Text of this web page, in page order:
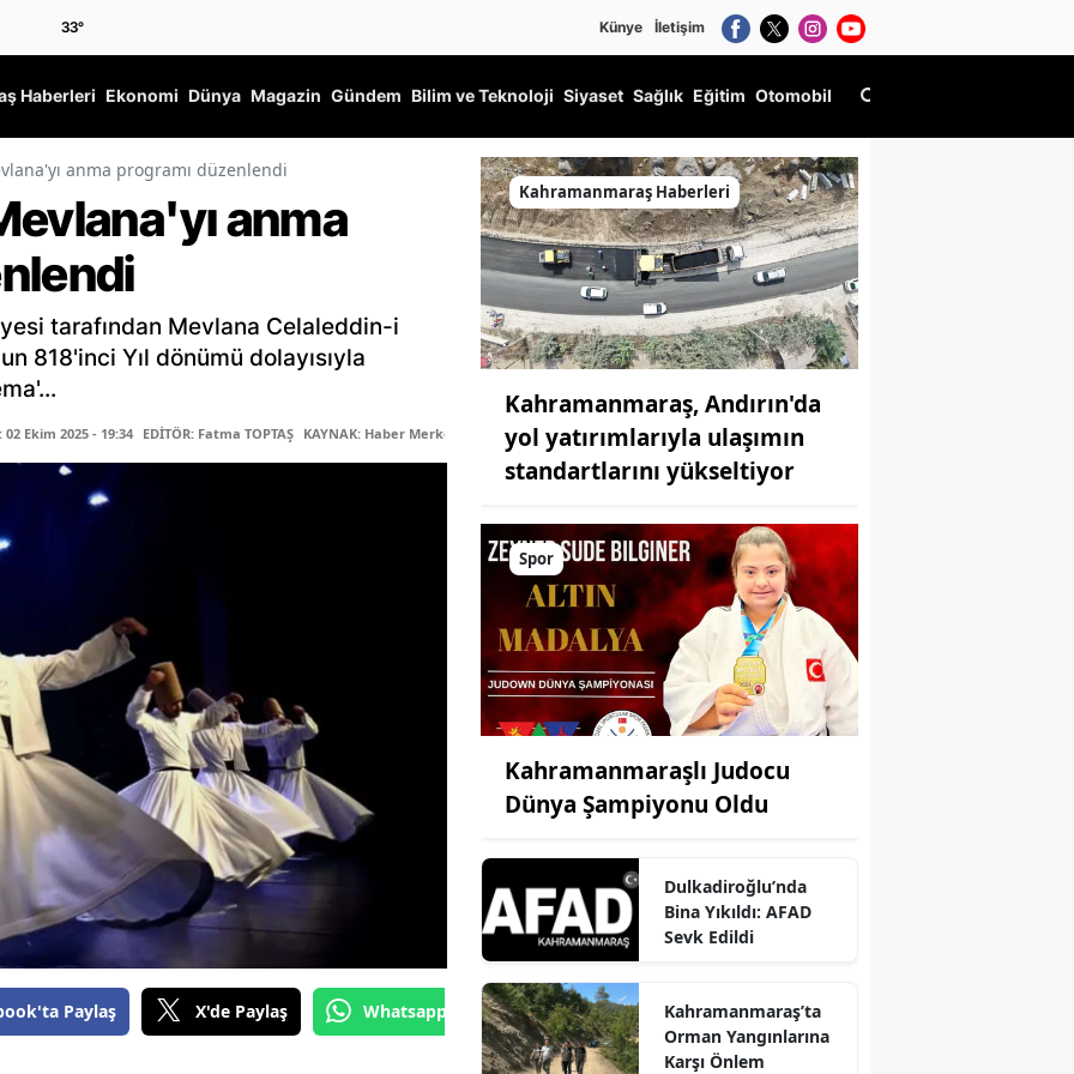
33° Künye İletişim
Haberleri Ekonomi Dünya Magazin Gündem Bilim ve Teknoloji Siyaset Sağlık Eğitim Otomobil
anma programı düzenlendi
anma
tarafından Mevlana Celaleddin-i
818'inci Yıl dönümü dolayısıyla
02 Ekim 2025 - 19:34 EDİTÖR: Fatma TOPTAŞ KAYNAK: Haber Merkezi
Paylaş X'de Paylaş Whatsapp'tan Gönder
Kahramanmaraş Haberleri
Kahramanmaraş, Andırın'da
yol yatırımlarıyla ulaşımın
standartlarını yükseltiyor
Spor
Kahramanmaraşlı Judocu
Dünya Şampiyonu Oldu
Dulkadiroğlu’nda
Bina Yıkıldı: AFAD
Sevk Edildi
Kahramanmaraş’ta
Orman Yangınlarına
Karşı Önlem